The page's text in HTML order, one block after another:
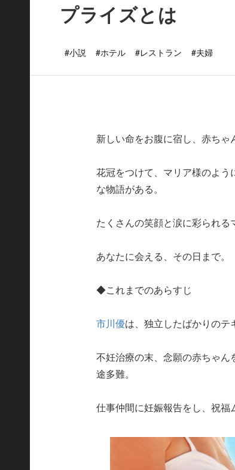
プライズとは
#小説 #ホテル #レストラン #夫婦
新しい命をお腹に宿し、赤ちゃ
花冠をつけて、マリア様のよ
な物語がある。
たくさんの笑顔と涙に彩られる
あなたに会える、その日まで。
◆これまでのあらすじ
市川優は、独立したばかりのテ
不妊治療の末、念願の赤ちゃん
途多難。
仕事仲間に妊娠報告をし、祝